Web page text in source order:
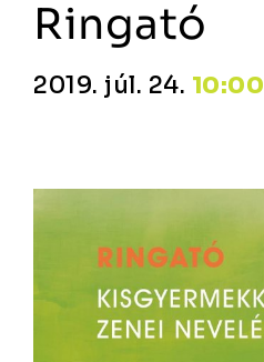
Ringató
2019. júl. 24. 10:00